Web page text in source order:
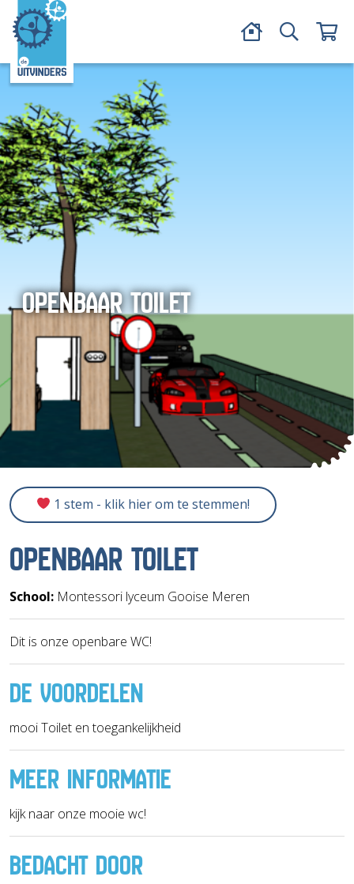
OPENBAAR TOILET
1 stem - klik hier om te stemmen!
OPENBAAR TOILET
School: Montessori lyceum Gooise Meren
Dit is onze openbare WC!
DE VOORDELEN
mooi Toilet en toegankelijkheid
MEER INFORMATIE
kijk naar onze mooie wc!
BEDACHT DOOR